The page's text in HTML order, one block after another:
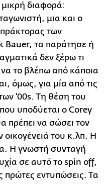
μικρή διαφορά:
μια και o
των
Bauer, τα παράτησε ή
δεν ξέρω τι
το βλέπω από κάποια
όμως, για μία από τις
'00s. Tη θέση του
υποδύεται ο Corey
πρέπει να σώσει τον
του κ.λπ. Η
Η γνωστή συνταγή
σε αυτό το spin off,
πρώτες εντυπώσεις. Τα